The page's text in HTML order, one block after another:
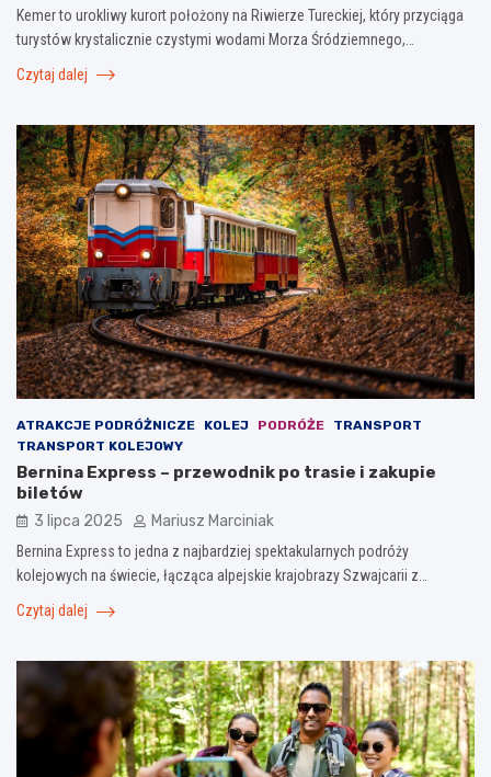
Kemer to urokliwy kurort położony na Riwierze Tureckiej, który przyciąga
turystów krystalicznie czystymi wodami Morza Śródziemnego,…
Czytaj dalej
ATRAKCJE PODRÓŻNICZE KOLEJ PODRÓŻE
TRANSPORT
TRANSPORT KOLEJOWY
Bernina Express – przewodnik po trasie i zakupie
biletów
3 lipca 2025 Mariusz Marciniak
Bernina Express to jedna z najbardziej spektakularnych podróży
kolejowych na świecie, łącząca alpejskie krajobrazy Szwajcarii z…
Czytaj dalej